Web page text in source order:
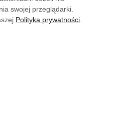
swojej przeglądarki.
Polityka prywatności